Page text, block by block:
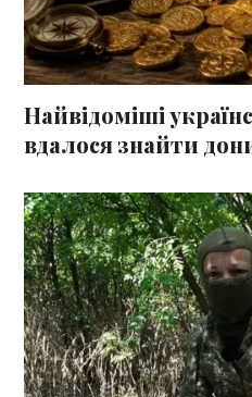
Найвідоміші
вдалося знайти